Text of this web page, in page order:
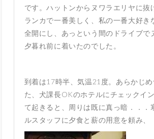
です。ハットンからヌワラエリヤに抜
ランカで一番美しく、私の一番大好き
全開にし、あっという間のドライブで
夕暮れ前に着いたのでした。
到着は17時半、気温21度。あらかじ
た、犬課長OKのホテルにチェックイ
て起きると、周りは既に真っ暗．．．
ルスタッフに夕食と薪の用意を頼み、